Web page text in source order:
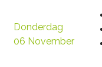
Donderdag
06 November